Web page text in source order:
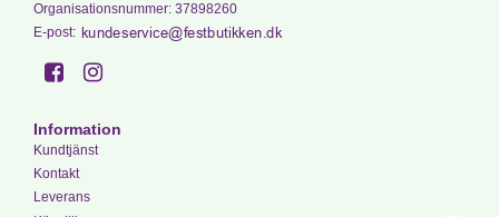
Organisationsnummer: 37898260
E-post:
Information
Kundtjänst
Kontakt
Leverans